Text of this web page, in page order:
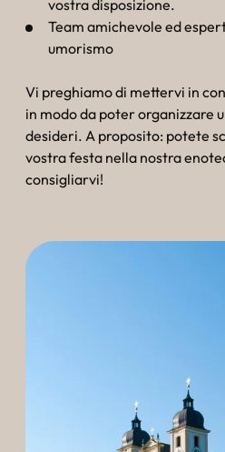
vostra disposizione.
Team amichevole ed
umorismo
Vi preghiamo di mettervi in
in modo da poter organizzare
desideri. A proposito: potete
vostra festa nella nostra
consigliarvi!